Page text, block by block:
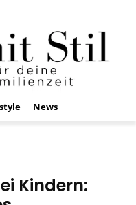
News
Kindern: